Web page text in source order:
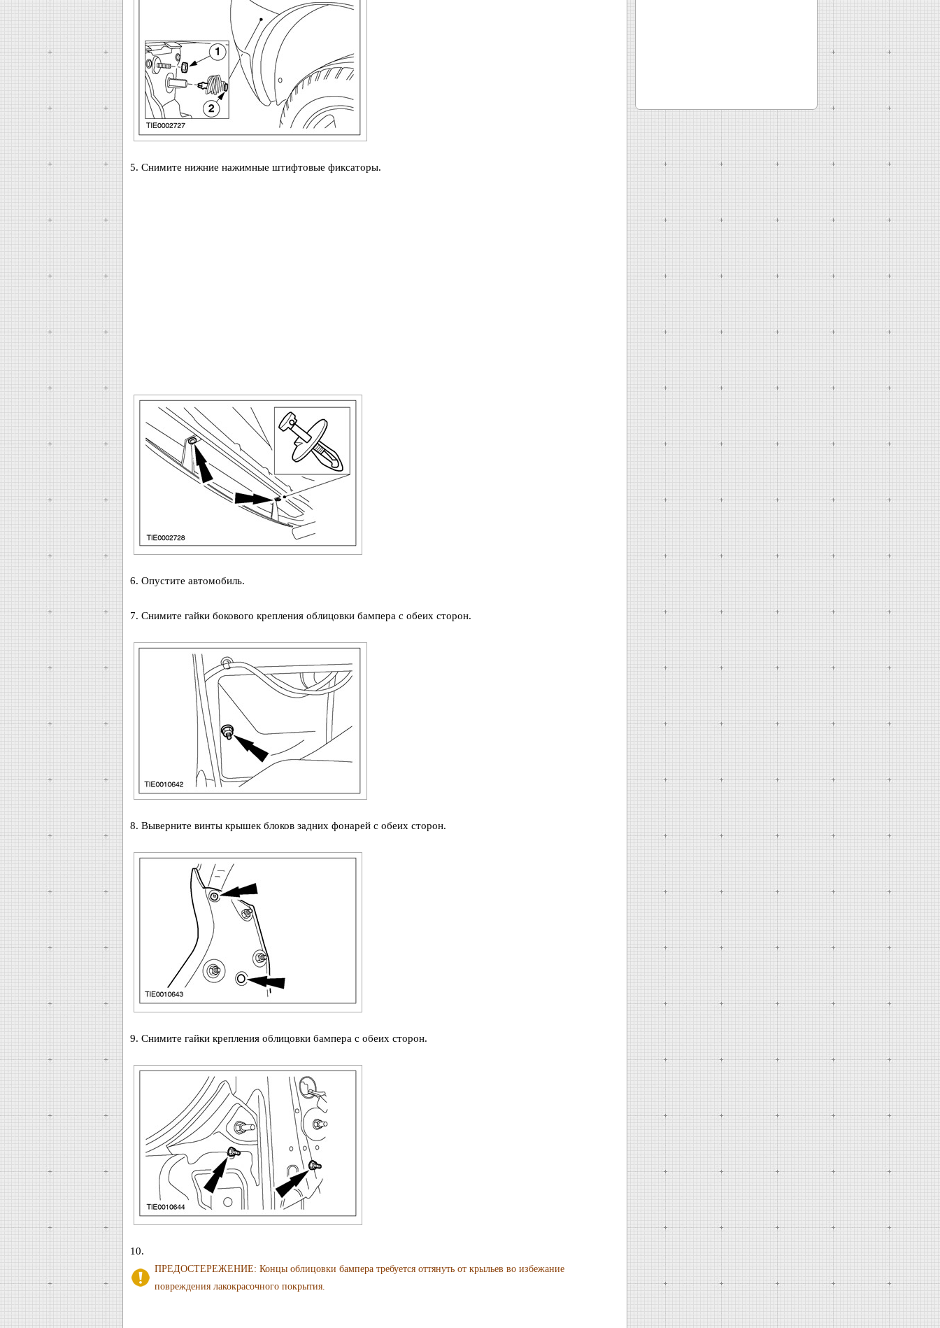
5. Снимите нижние нажимные штифтовые фиксаторы.
6. Опустите автомобиль.
7. Снимите гайки бокового крепления облицовки бампера с обеих сторон.
8. Выверните винты крышек блоков задних фонарей с обеих сторон.
9. Снимите гайки крепления облицовки бампера с обеих сторон.
10.
ПРЕДОСТЕРЕЖЕНИЕ: Концы облицовки бампера требуется оттянуть от крыльев во избежание
повреждения лакокрасочного покрытия.